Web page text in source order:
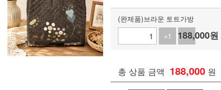
(완제품)브라운 토트가방
+1
-1
188,000원
총 상품 금액 188,000 원